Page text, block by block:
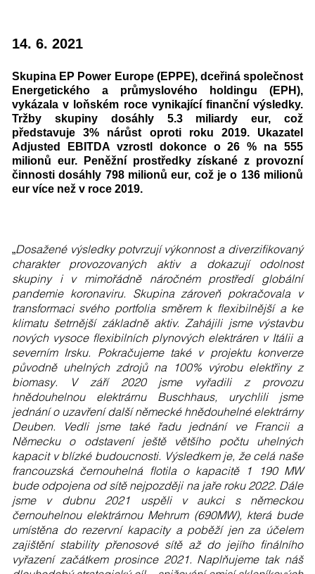
14. 6. 2021
Skupina EP Power Europe (EPPE), dceřiná společnost
Energetického a průmyslového holdingu (EPH),
vykázala v loňském roce vynikající finanční výsledky.
Tržby skupiny dosáhly 5.3 miliardy eur, což
představuje 3% nárůst oproti roku 2019. Ukazatel
Adjusted EBITDA vzrostl dokonce o 26 % na 555
milionů eur. Peněžní prostředky získané z provozní
činnosti dosáhly 798 milionů eur, což je o 136 milionů
eur více než v roce 2019.
„Dosažené výsledky potvrzují výkonnost a diverzifikovaný
charakter provozovaných aktiv a dokazují odolnost
skupiny i v mimořádně náročném prostředí globální
pandemie koronaviru. Skupina zároveň pokračovala v
transformaci svého portfolia směrem k flexibilnější a ke
klimatu šetrnější základně aktiv. Zahájili jsme výstavbu
nových vysoce flexibilních plynových elektráren v Itálii a
severním Irsku. Pokračujeme také v projektu konverze
původně uhelných zdrojů na 100% výrobu elektřiny z
biomasy. V září 2020 jsme vyřadili z provozu
hnědouhelnou elektrárnu Buschhaus, urychlili jsme
jednání o uzavření další německé hnědouhelné elektrárny
Deuben. Vedli jsme také řadu jednání ve Francii a
Německu o odstavení ještě většího počtu uhelných
kapacit v blízké budoucnosti. Výsledkem je, že celá naše
francouzská černouhelná flotila o kapacitě 1 190 MW
bude odpojena od sítě nejpozději na jaře roku 2022. Dále
jsme v dubnu 2021 uspěli v aukci s německou
černouhelnou elektrárnou Mehrum (690MW), která bude
umístěna do rezervní kapacity a poběží jen za účelem
zajištění stability přenosové sítě až do jejího finálního
vyřazení začátkem prosince 2021. Naplňujeme tak náš